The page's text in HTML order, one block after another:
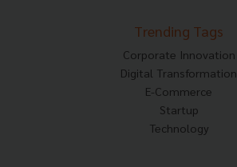
Trending Tags
Corporate Innovation
Digital Transformation
E-Commerce
Startup
Technology